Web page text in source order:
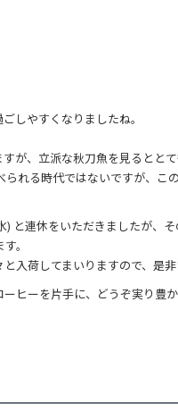
しやすくなりましたね。
が、立派な秋刀魚を見るととて
れる時代ではないですが、こ
と連休をいただきましたが、そ
。
入荷してまいりますので、是
ヒーを片手に、どうぞ実り豊か